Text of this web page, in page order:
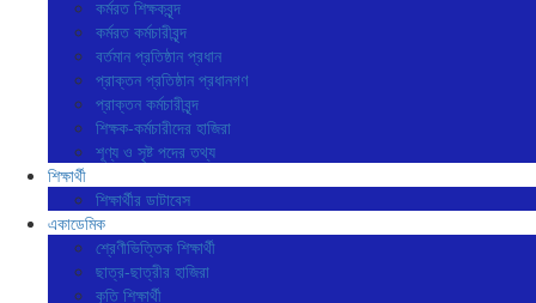
কর্মরত শিক্ষকবৃন্দ
কর্মরত কর্মচারীবৃন্দ
বর্তমান প্রতিষ্ঠান প্রধান
প্রাক্তন প্রতিষ্ঠান প্রধানগণ
প্রাক্তন কর্মচারীবৃন্দ
শিক্ষক-কর্মচারীদের হাজিরা
শূণ্য ও সৃষ্ট পদের তথ্য
শিক্ষার্থী
শিক্ষার্থীর ডাটাবেস
একাডেমিক
শ্রেণীভিত্তিক শিক্ষার্থী
ছাত্র-ছাত্রীর হাজিরা
কৃতি শিক্ষার্থী